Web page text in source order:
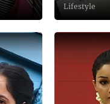
Lifestyle